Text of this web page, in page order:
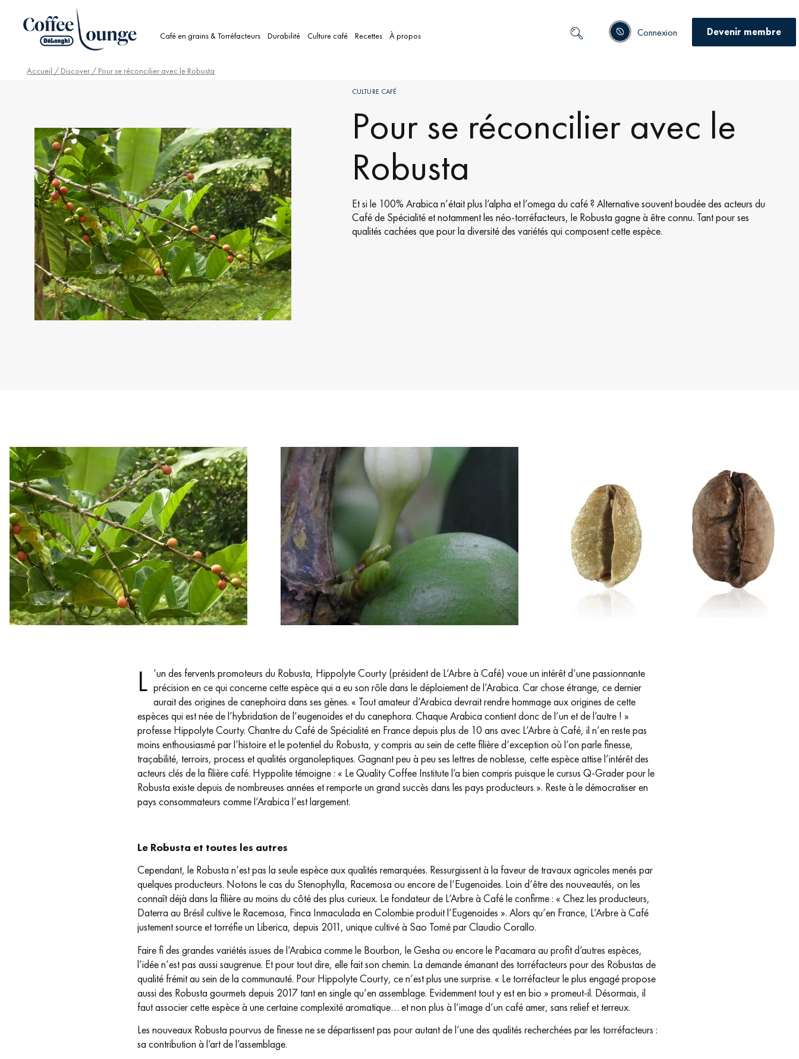
Café en grains & Torréfacteurs Durabilité Culture café Recettes À propos Connexion Devenir membre
Accueil / Discover / Pour se réconcilier avec le Robusta
CULTURE CAFÉ
Pour se réconcilier avec le
Robusta
Et si le 100% Arabica n’était plus l’alpha et l’omega du café ? Alternative souvent boudée des acteurs du
Café de Spécialité et notamment les néo-torréfacteurs, le Robusta gagne à être connu. Tant pour ses
qualités cachées que pour la diversité des variétés qui composent cette espèce.
L ’un des fervents promoteurs du Robusta, Hippolyte Courty (président de L’Arbre à Café) voue un intérêt d’une passionnante
précision en ce qui concerne cette espèce qui a eu son rôle dans le déploiement de l’Arabica. Car chose étrange, ce dernier
aurait des origines de canephoira dans ses gènes. « Tout amateur d’Arabica devrait rendre hommage aux origines de cette
espèces qui est née de l’hybridation de l’eugenoides et du canephora. Chaque Arabica contient donc de l’un et de l’autre ! »
professe Hippolyte Courty. Chantre du Café de Spécialité en France depuis plus de 10 ans avec L’Arbre à Café, il n’en reste pas
moins enthousiasmé par l’histoire et le potentiel du Robusta, y compris au sein de cette filière d’exception où l’on parle finesse,
traçabilité, terroirs, process et qualités organoleptiques. Gagnant peu à peu ses lettres de noblesse, cette espèce attise l’intérêt des
acteurs clés de la filière café. Hyppolite témoigne : « Le Quality Coffee Institute l’a bien compris puisque le cursus Q-Grader pour le
Robusta existe depuis de nombreuses années et remporte un grand succès dans les pays producteurs ». Reste à le démocratiser en
pays consommateurs comme l’Arabica l’est largement.
Le Robusta et toutes les autres
Cependant, le Robusta n’est pas la seule espèce aux qualités remarquées. Ressurgissent à la faveur de travaux agricoles menés par
quelques producteurs. Notons le cas du Stenophylla, Racemosa ou encore de l’Eugenoides. Loin d’être des nouveautés, on les
connaît déjà dans la filière au moins du côté des plus curieux. Le fondateur de L’Arbre à Café le confirme : « Chez les producteurs,
Daterra au Brésil cultive le Racemosa, Finca Inmaculada en Colombie produit l’Eugenoides ». Alors qu’en France, L’Arbre à Café
justement source et torréfie un Liberica, depuis 2011, unique cultivé à Sao Tomé par Claudio Corallo.
Faire fi des grandes variétés issues de l’Arabica comme le Bourbon, le Gesha ou encore le Pacamara au profit d’autres espèces,
l’idée n’est pas aussi saugrenue. Et pour tout dire, elle fait son chemin. La demande émanant des torréfacteurs pour des Robustas de
qualité frémit au sein de la communauté. Pour Hippolyte Courty, ce n’est plus une surprise. « Le torréfacteur le plus engagé propose
aussi des Robusta gourmets depuis 2017 tant en single qu’en assemblage. Evidemment tout y est en bio » promeut-il. Désormais, il
faut associer cette espèce à une certaine complexité aromatique… et non plus à l’image d’un café amer, sans relief et terreux.
Les nouveaux Robusta pourvus de finesse ne se départissent pas pour autant de l’une des qualités recherchées par les torréfacteurs :
sa contribution à l’art de l’assemblage.